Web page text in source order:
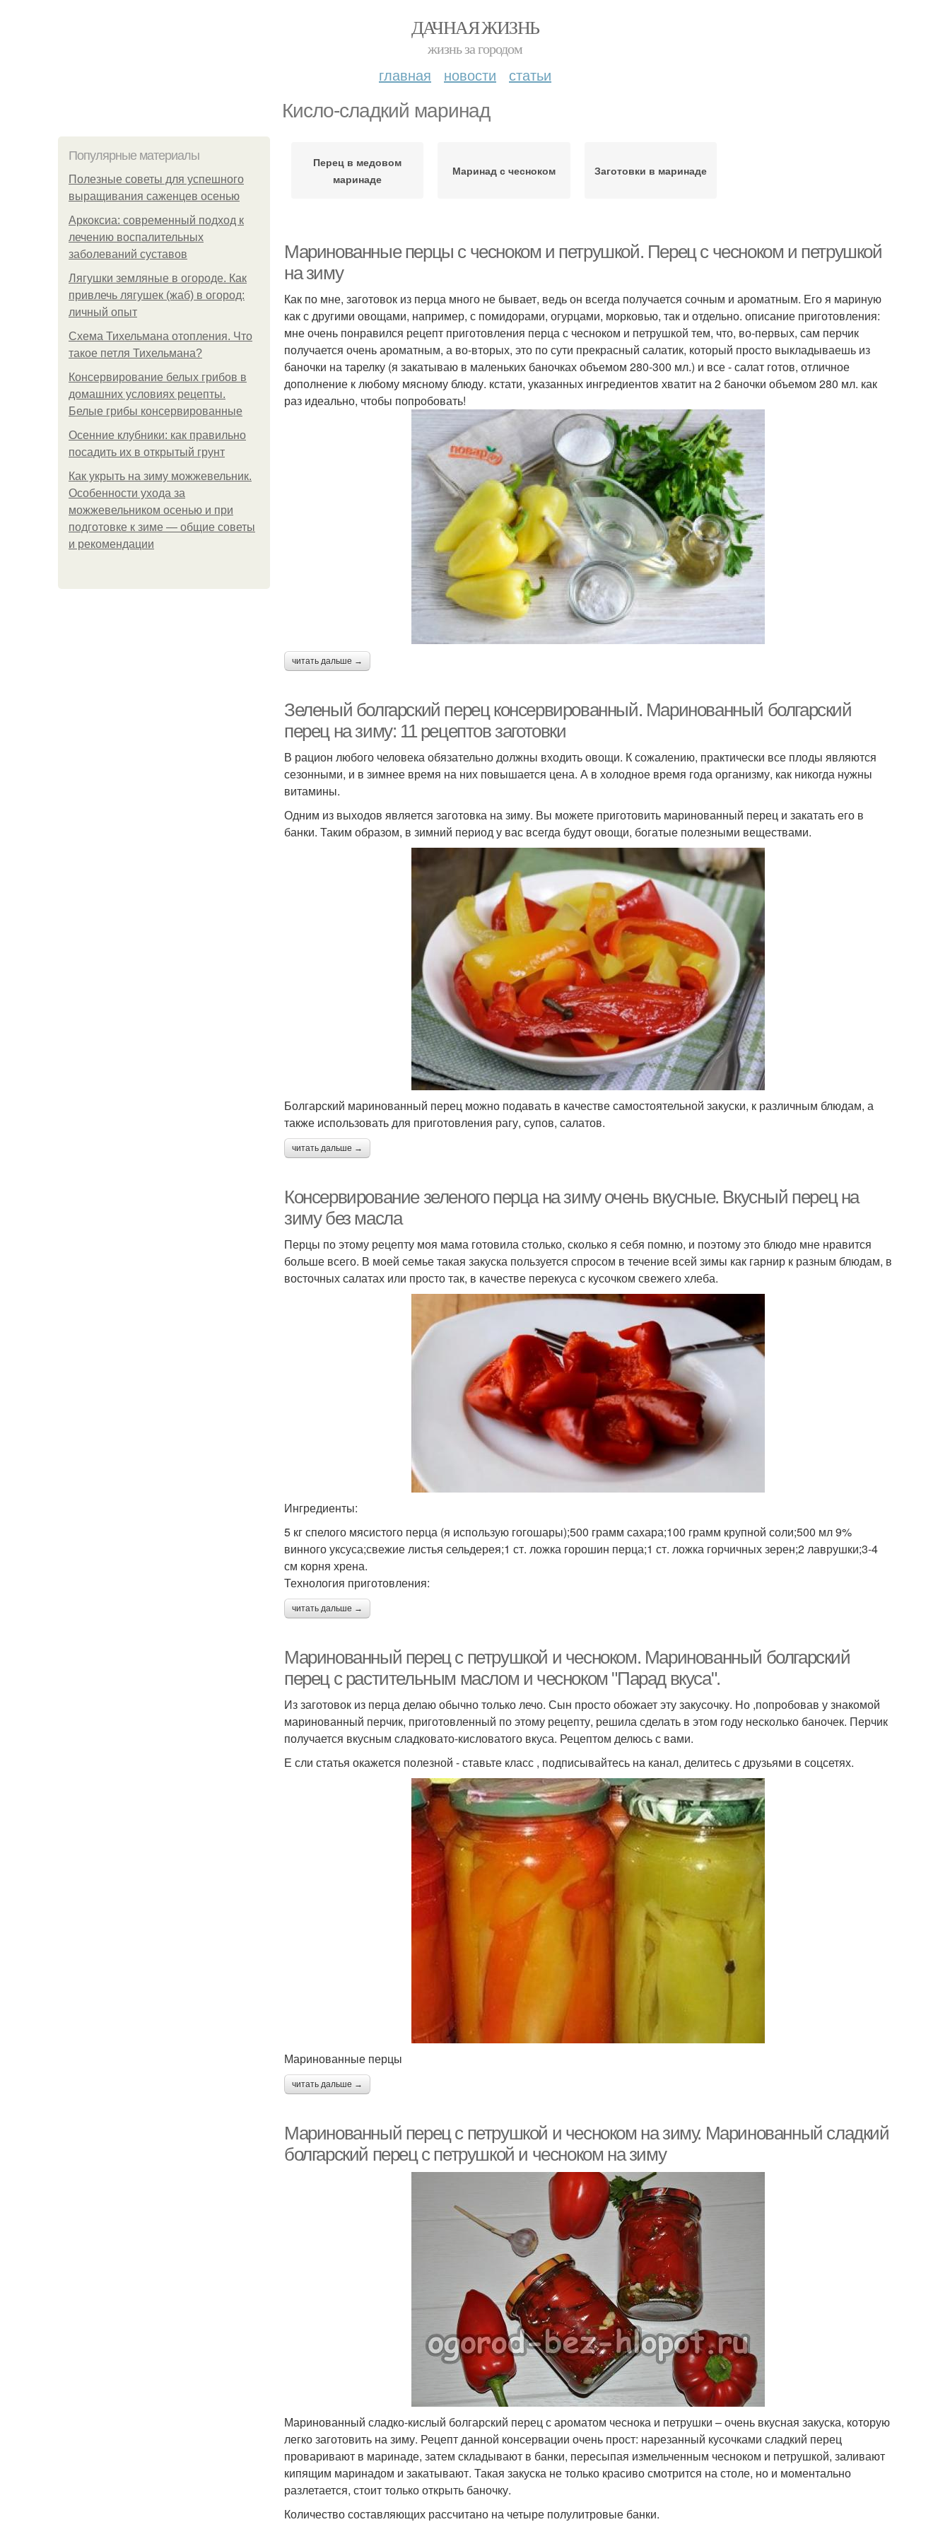
ДАЧНАЯ ЖИЗНЬ
жизнь за городом
главная новости статьи
Кисло-сладкий маринад
Популярные материалы
Полезные советы для успешного
выращивания саженцев осенью
Аркоксиа: современный подход к
лечению воспалительных
заболеваний суставов
Лягушки земляные в огороде. Как
привлечь лягушек (жаб) в огород:
личный опыт
Схема Тихельмана отопления. Что
такое петля Тихельмана?
Консервирование белых грибов в
домашних условиях рецепты.
Белые грибы консервированные
Осенние клубники: как правильно
посадить их в открытый грунт
Как укрыть на зиму можжевельник.
Особенности ухода за
можжевельником осенью и при
подготовке к зиме — общие советы
и рекомендации
Перец в медовом
маринаде
Маринад с чесноком Заготовки в маринаде
Маринованные перцы с чесноком и петрушкой. Перец с чесноком и петрушкой
на зиму
Как по мне, заготовок из перца много не бывает, ведь он всегда получается сочным и ароматным. Его я мариную
как с другими овощами, например, с помидорами, огурцами, морковью, так и отдельно. описание приготовления:
мне очень понравился рецепт приготовления перца с чесноком и петрушкой тем, что, во-первых, сам перчик
получается очень ароматным, а во-вторых, это по сути прекрасный салатик, который просто выкладываешь из
баночки на тарелку (я закатываю в маленьких баночках объемом 280-300 мл.) и все - салат готов, отличное
дополнение к любому мясному блюду. кстати, указанных ингредиентов хватит на 2 баночки объемом 280 мл. как
раз идеально, чтобы попробовать!
читать дальше →
Зеленый болгарский перец консервированный. Маринованный болгарский
перец на зиму: 11 рецептов заготовки
В рацион любого человека обязательно должны входить овощи. К сожалению, практически все плоды являются
сезонными, и в зимнее время на них повышается цена. А в холодное время года организму, как никогда нужны
витамины.
Одним из выходов является заготовка на зиму. Вы можете приготовить маринованный перец и закатать его в
банки. Таким образом, в зимний период у вас всегда будут овощи, богатые полезными веществами.
Болгарский маринованный перец можно подавать в качестве самостоятельной закуски, к различным блюдам, а
также использовать для приготовления рагу, супов, салатов.
читать дальше →
Консервирование зеленого перца на зиму очень вкусные. Вкусный перец на
зиму без масла
Перцы по этому рецепту моя мама готовила столько, сколько я себя помню, и поэтому это блюдо мне нравится
больше всего. В моей семье такая закуска пользуется спросом в течение всей зимы как гарнир к разным блюдам, в
восточных салатах или просто так, в качестве перекуса с кусочком свежего хлеба.
Ингредиенты:
5 кг спелого мясистого перца (я использую гогошары);500 грамм сахара;100 грамм крупной соли;500 мл 9%
винного уксуса;свежие листья сельдерея;1 ст. ложка горошин перца;1 ст. ложка горчичных зерен;2 лаврушки;3-4
см корня хрена.
Технология приготовления:
читать дальше →
Маринованный перец с петрушкой и чесноком. Маринованный болгарский
перец с растительным маслом и чесноком "Парад вкуса".
Из заготовок из перца делаю обычно только лечо. Сын просто обожает эту закусочку. Но ,попробовав у знакомой
маринованный перчик, приготовленный по этому рецепту, решила сделать в этом году несколько баночек. Перчик
получается вкусным сладковато-кисловатого вкуса. Рецептом делюсь с вами.
Е сли статья окажется полезной - ставьте класс , подписывайтесь на канал, делитесь с друзьями в соцсетях.
Маринованные перцы
читать дальше →
Маринованный перец с петрушкой и чесноком на зиму. Маринованный сладкий
болгарский перец с петрушкой и чесноком на зиму
Маринованный сладко-кислый болгарский перец с ароматом чеснока и петрушки – очень вкусная закуска, которую
легко заготовить на зиму. Рецепт данной консервации очень прост: нарезанный кусочками сладкий перец
проваривают в маринаде, затем складывают в банки, пересыпая измельченным чесноком и петрушкой, заливают
кипящим маринадом и закатывают. Такая закуска не только красиво смотрится на столе, но и моментально
разлетается, стоит только открыть баночку.
Количество составляющих рассчитано на четыре полулитровые банки.